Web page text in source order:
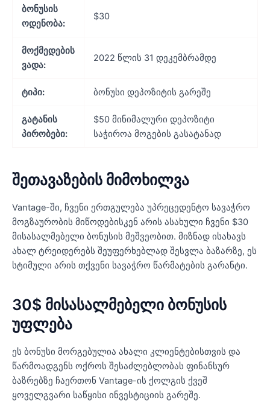
ბონუსის
ოდენობა:
$30
მოქმედების
ვადა:
2022 წლის 31 დეკემბრამდე
ტიპი: ბონუსი დეპოზიტის გარეშე
გატანის
პირობები:
$50 მინიმალური დეპოზიტი
საჭიროა მოგების გასატანად
შეთავაზების მიმოხილვა
Vantage-ში, ჩვენი ერთგულება უპრეცედენტო სავაჭრო
მოგზაურობის მიწოდებისკენ არის ასახული ჩვენი $30
მისასალმებელი ბონუსის მეშვეობით. მიზნად ისახავს
ახალ ტრეიდერებს შეუფერხებლად შესვლა ბაზარზე, ეს
სტიმული არის თქვენი სავაჭრო წარმატების გარანტი.
30$ მისასალმებელი ბონუსის
უფლება
ეს ბონუსი მორგებულია ახალი კლიენტებისთვის და
წარმოადგენს ოქროს შესაძლებლობას ფინანსურ
ბაზრებზე ჩაერთონ Vantage-ის ქოლგის ქვეშ
ყოველგვარი საწყისი ინვესტიციის გარეშე.